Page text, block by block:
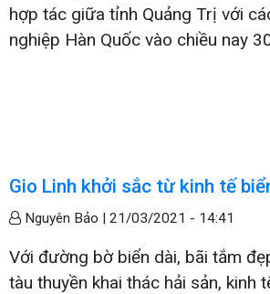
hợp tác giữa tỉnh Quảng Trị với
nghiệp Hàn Quốc vào chiều nay
Gio Linh khởi sắc từ kinh tế
Nguyên Bảo | 21/03/2021 - 14:41
Với đường bờ biển dài, bãi tắm
tàu thuyền khai thác hải sản, kinh